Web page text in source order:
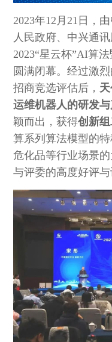
2023年12月21日，
人民政府、中兴通
2023“星云杯”AI算
圆满闭幕。经过激
招商竞选评估后，
运维机器人的研发
颖而出，获得创新
算系列算法模型的
危化品等行业场景
与评委的高度好评与